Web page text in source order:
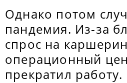
Однако потом
пандемия. Из-за
спрос на
операционный
прекратил работу.